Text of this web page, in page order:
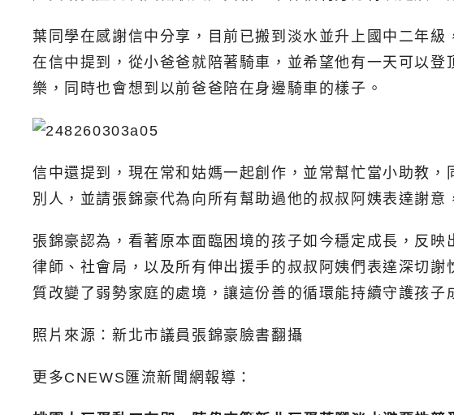
葉同學在感謝信中分享，目前已搬到淡水並升上國中二年
在信中提到，從小爸爸就陪著騎車，並希望他有一天可以
樂，同時也會想到以前爸爸陪在身邊騎車的樣子。
信中還提到，現在常和姑媽一起創作，並常幫忙當小助教
別人，並請張錦豪代為向所有幫助過他的叔叔阿姨表達謝
張錦豪認為，看著原本面臨困境的孩子如今穩定成長，反
律師、社會局，以及所有伸出援手的叔叔阿姨們表達深切
質改變了弱勢家庭的處境，讓這份善的循環能持續守護孩子
照片來源：新北市議員張錦豪臉書翻攝
更多CNEWS匯流新聞網報導：